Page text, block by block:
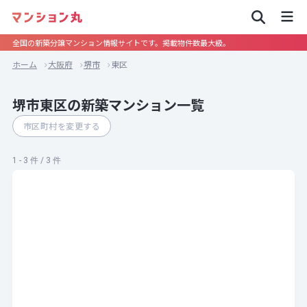
全国の新築分譲マンション情報サイトです。掲載物件数最大級。
ホーム 大阪府 堺市 東区
堺市東区の新築マンション一覧
市区町村を変更する
1 - 3 件 / 3 件